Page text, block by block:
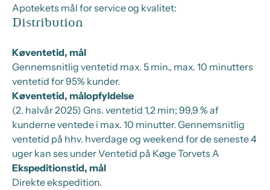
Apotekets mål for service og kvalitet:
Distribution
Køventetid, mål
Gennemsnitlig ventetid max. 5 min., max. 10 minutters
ventetid for 95% kunder.
Køventetid, målopfyldelse
(2. halvår 2025) Gns. ventetid 1,2 min; 99,9 % af
kunderne ventede i max. 10 minutter. Gennemsnitlig
ventetid på hhv. hverdage og weekend for de seneste 4
uger kan ses under Ventetid på Køge Torvets A
Ekspeditionstid, mål
Direkte ekspedition.